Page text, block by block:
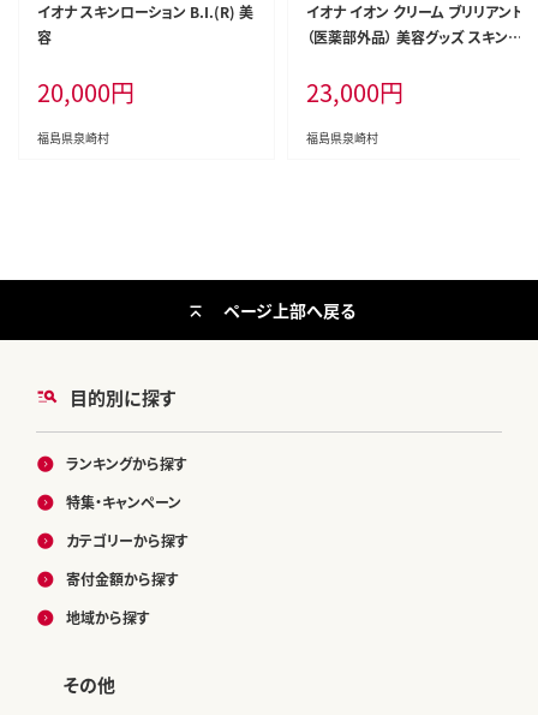
イオナ スキンローション B.I.(R) 美
容
20,000円
福島県泉崎村
イオナ イオン クリーム ブリリアント
（医薬部外品） 美容グッズ スキンケ
23,000円
福島県泉崎村
目的別に探す
ランキングから探す
特集・キャンペーン
カテゴリーから探す
寄付金額から探す
地域から探す
その他
ページ上部へ戻る